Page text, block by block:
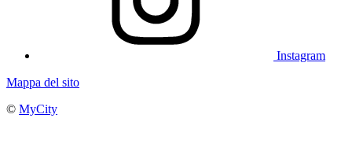
Instagram
Mappa del sito
© MyCity